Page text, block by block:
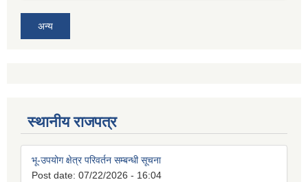
अन्य
स्थानीय राजपत्र
भू-उपयोग क्षेत्र परिवर्तन सम्बन्धी सूचना
Post date: 07/22/2026 - 16:04